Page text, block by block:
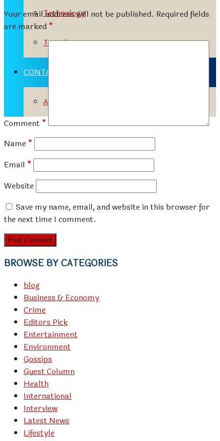
Technology
Travels
CONTACT
Advertisement Tariff
Your email address will not be published. Required fields
are marked *
Comment *
Name *
Email *
Website
Save my name, email, and website in this browser for
the next time I comment.
BROWSE BY CATEGORIES
blog
Business & Economy
Crime
Editors Pick
Entertainment
Environment
Gossips
Guest Column
Health
International
Interview
Latest News
Lifestyle